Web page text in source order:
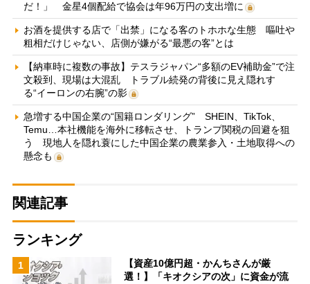
だ！」 金星4個配給で協会は年96万円の支出増に
お酒を提供する店で「出禁」になる客のトホホな生態 嘔吐や
粗相だけじゃない、店側が嫌がる“最悪の客”とは
【納車時に複数の事故】テスラジャパン“多額のEV補助金”で注
文殺到、現場は大混乱 トラブル続発の背後に見え隠れす
る“イーロンの右腕”の影
急増する中国企業の“国籍ロンダリング” SHEIN、TikTok、
Temu…本社機能を海外に移転させ、トランプ関税の回避を狙
う 現地人を隠れ蓑にした中国企業の農業参入・土地取得への
懸念も
関連記事
ランキング
1
【資産10億円超・かんちさんが厳
選！】「キオクシアの次」に資金が流